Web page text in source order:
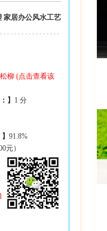
家居办公风水工艺
柳 (点击查看该
：】
1 分
】 91.8%
元）